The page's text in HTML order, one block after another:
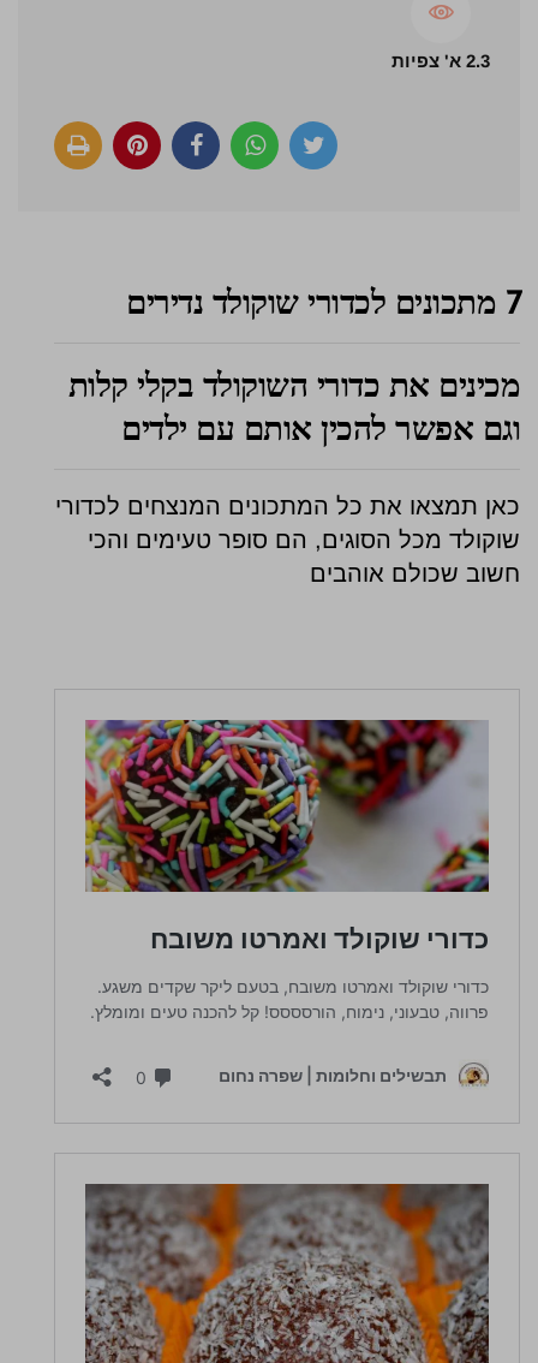
2.3 א' צפיות
7 מתכונים לכדורי שוקולד נדירים
מכינים את כדורי השוקולד בקלי קלות
וגם אפשר להכין אותם עם ילדים
כאן תמצאו את כל המתכונים המנצחים לכדורי
שוקולד מכל הסוגים, הם סופר טעימים והכי
חשוב שכולם אוהבים